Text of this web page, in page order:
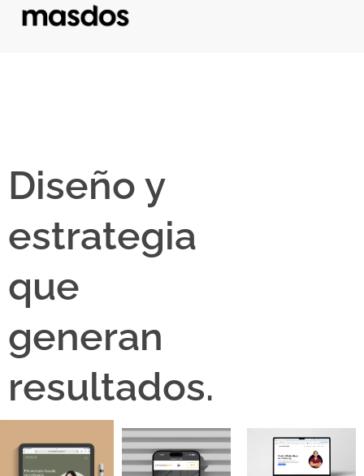
Diseño y
estrategia
que
generan
resultados.